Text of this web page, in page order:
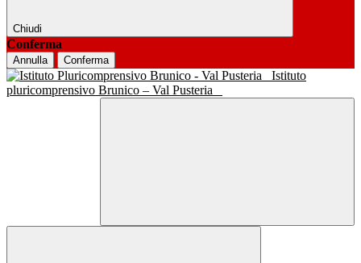
Chiudi
Conferma
Annulla Conferma
Istituto
pluricomprensivo Brunico – Val Pusteria